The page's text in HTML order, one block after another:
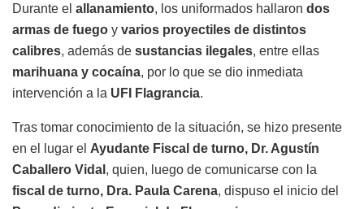
Durante el allanamiento, los uniformados hallaron dos
armas de fuego y varios proyectiles de distintos
calibres, además de sustancias ilegales, entre ellas
marihuana y cocaína, por lo que se dio inmediata
intervención a la UFI Flagrancia.
Tras tomar conocimiento de la situación, se hizo presente
en el lugar el Ayudante Fiscal de turno, Dr. Agustín
Caballero Vidal , quien, luego de comunicarse con la
fiscal de turno, Dra. Paula Carena, dispuso el inicio del